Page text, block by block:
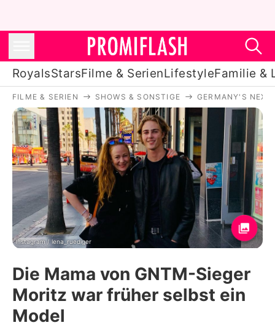
RoyalsStarsFilme & SerienLifestyleFamilie &
Royals
Stars
Filme & Serien
Lifestyle
Promiflash Exklusiv
Alle Themen auf Promiflash
FILME & SERIEN SHOWS & SONSTIGE GERMANY'S NEXT
Instagram / lena_ruediger
Die Mama von GNTM-Sieger
Moritz war früher selbst ein
Model